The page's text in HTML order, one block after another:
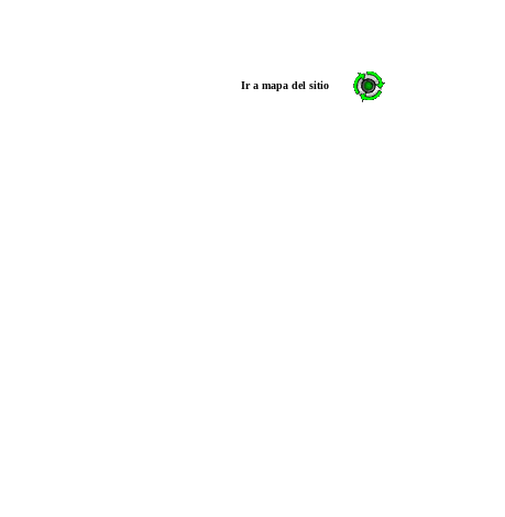
Ir a mapa del sitio